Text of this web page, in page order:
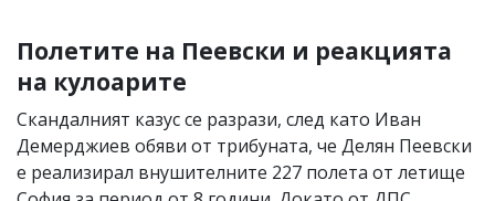
Полетите на Пеевски и реакцията
на кулоарите
Скандалният казус се разрази, след като Иван
Демерджиев обяви от трибуната, че Делян Пеевски
е реализирал внушителните 227 полета от летище